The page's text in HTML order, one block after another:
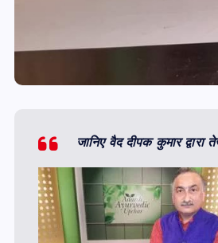
जानिए वैद दीपक कुमार